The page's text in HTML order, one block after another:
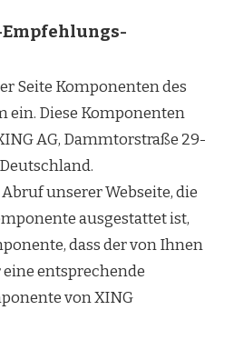
Seite Komponenten des
ein. Diese Komponenten
AG, Dammtorstraße 29-
unserer Webseite, die
ausgestattet ist,
dass der von Ihnen
entsprechende
von XING